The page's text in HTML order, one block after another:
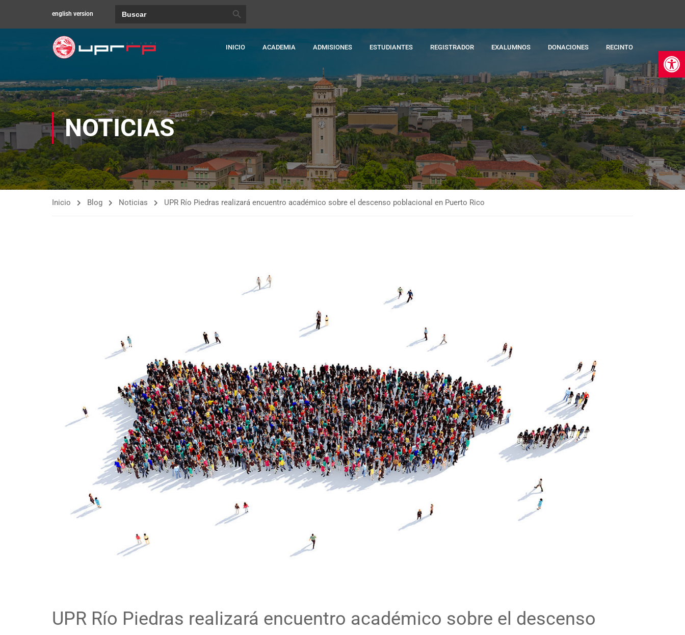
english version
INICIO ACADEMIA ADMISIONES ESTUDIANTES REGISTRADOR EXALUMNOS DONACIONES RECINTO
NOTICIAS
Inicio Blog Noticias UPR Río Piedras realizará encuentro académico sobre el descenso poblacional en Puerto Rico
UPR Río Piedras realizará encuentro académico sobre el descenso